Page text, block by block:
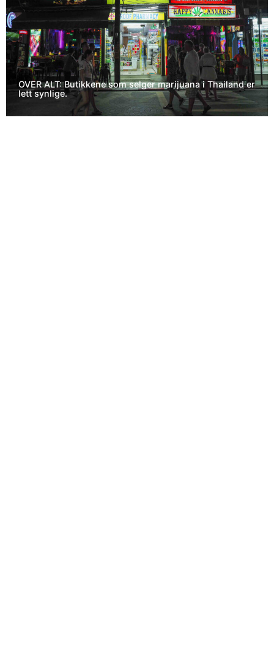
OVER ALT: Butikkene som selger marijuana i Thailand er
lett synlige.